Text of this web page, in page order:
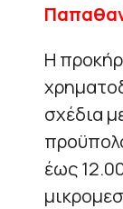
Η
σχέδια
έως